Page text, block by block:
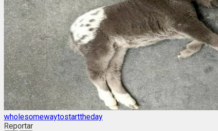
wholesomewaytostarttheday
Reportar